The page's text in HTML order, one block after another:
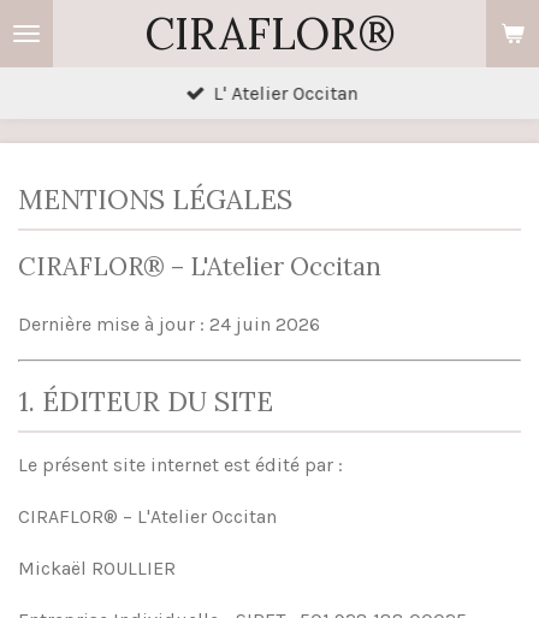
Passer
principal
CIRAFLOR®
L' Atelier Occitan
MENTIONS LÉGALES
CIRAFLOR® – L'Atelier Occitan
Dernière mise à jour : 24 juin 2026
1. ÉDITEUR DU SITE
Le présent site internet est édité par :
CIRAFLOR® – L'Atelier Occitan
Mickaël ROULLIER